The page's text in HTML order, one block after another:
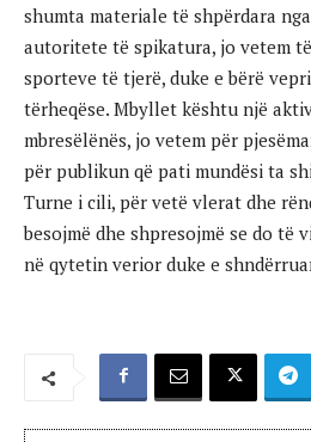
shumta materiale të shpërdara
autoritete të spikatura, jo vetem
sporteve të tjerë, duke e bërë
tërheqëse. Mbyllet kështu një
mbresëlënës, jo vetem për
për publikun që pati mundësi ta
Turne i cili, për vetë vlerat dhe
besojmë dhe shpresojmë se do të
në qytetin verior duke e